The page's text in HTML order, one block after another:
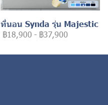
ที่นอน Synda รุ่น Majestic
฿18,900 - ฿37,900